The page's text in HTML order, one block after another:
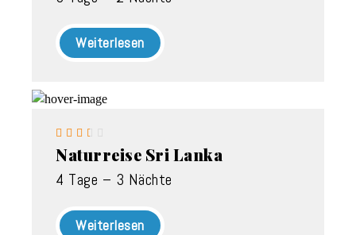
Weiterlesen
   
Naturreise Sri Lanka
4 Tage – 3 Nächte
Weiterlesen